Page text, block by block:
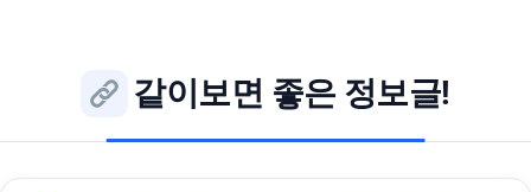
같이보면 좋은 정보글!